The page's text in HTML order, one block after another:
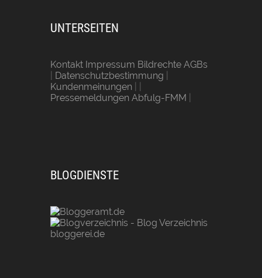
UNTERSEITEN
Kontakt Impressum Bildrechte AGBs
Datenschutzbestimmung
Kundenmeinungen
Pressemeldungen Abfulg-FMM
BLOGDIENSTE